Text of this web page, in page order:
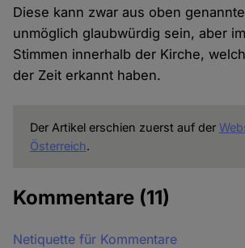
Diese kann zwar aus oben
unmöglich glaubwürdig sein, aber
Stimmen innerhalb der Kirche,
der Zeit erkannt haben.
Der Artikel erschien zuerst auf der
Österreich.
Kommentare (11)
Netiquette für Kommentare